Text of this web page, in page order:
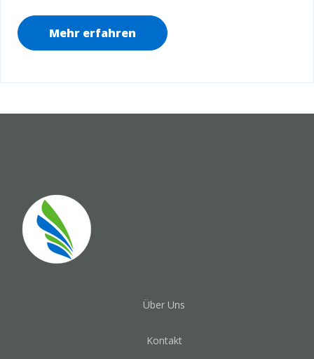
Mehr erfahren
Über Uns
Kontakt